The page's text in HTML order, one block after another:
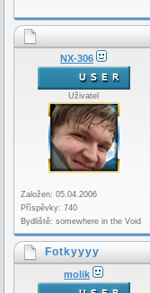
NX-306
Uživatel
Založen: 05.04.2006
Příspěvky: 740
Bydliště: somewhere in the Void
Fotkyyyy
molik